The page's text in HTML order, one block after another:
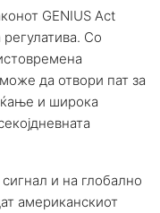
GENIUS Act
Со
да отвори пат за
и широка
и на глобално
американскиот